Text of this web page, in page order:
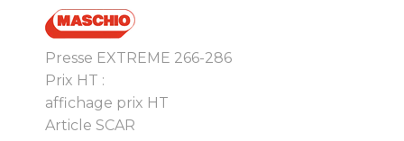
Presse EXTREME 266-286
Prix HT :
affichage prix HT
Article SCAR